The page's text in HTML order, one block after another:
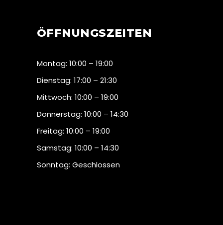
ÖFFNUNGSZEITEN
Montag: 10:00 – 19:00
Dienstag: 17:00 – 21:30
Mittwoch: 10:00 – 19:00
Donnerstag: 10:00 – 14:30
Freitag: 10:00 – 19:00
Samstag: 10:00 – 14:30
Sonntag: Geschlossen